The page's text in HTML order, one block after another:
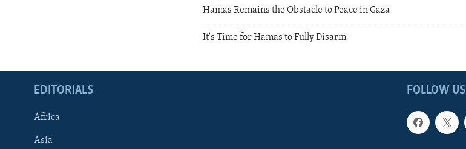
Hamas Remains the Obstacle to Peace in Gaza
It's Time for Hamas to Fully Disarm
FOLLOW US
EDITORIALS
Africa
Asia